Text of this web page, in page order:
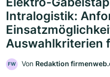
Intralogistik:
Auswahlkriterien
FW Von Redaktion